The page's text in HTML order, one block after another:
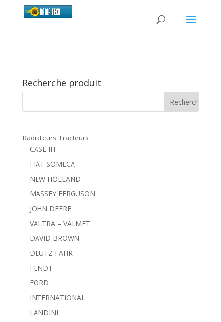
Recherche produit
Radiateurs Tracteurs
CASE IH
FIAT SOMECA
NEW HOLLAND
MASSEY FERGUSON
JOHN DEERE
VALTRA – VALMET
DAVID BROWN
DEUTZ FAHR
FENDT
FORD
INTERNATIONAL
LANDINI